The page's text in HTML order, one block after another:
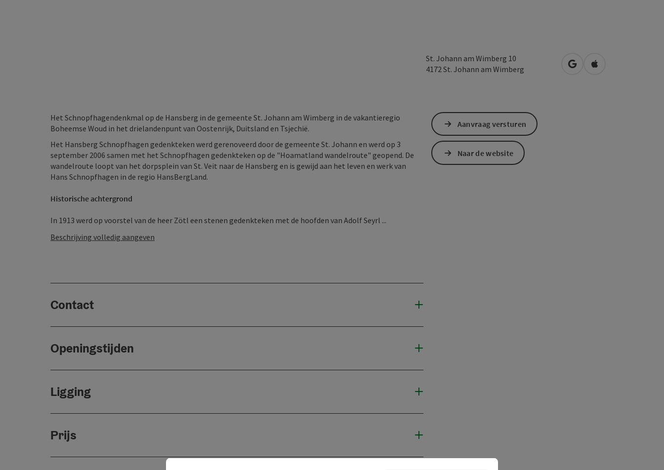
St. Johann am Wimberg 10
4172St. Johann am Wimberg Openen in Google Maps
Openen in Apple
Het Schnopfhagendenkmal op de Hansberg in de gemeente St. Johann am Wimberg in de vakantieregio
Boheemse Woud in het drielandenpunt van Oostenrijk, Duitsland en Tsjechië.
Het Hansberg Schnopfhagen gedenkteken werd gerenoveerd door de gemeente St. Johann en werd op 3
september 2006 samen met het Schnopfhagen gedenkteken op de "Hoamatland wandelroute" geopend. De
wandelroute loopt van het dorpsplein van St. Veit naar de Hansberg en is gewijd aan het leven en werk van
Hans Schnopfhagen in de regio HansBergLand.
Historische achtergrond
In 1913 werd op voorstel van de heer Zötl een stenen gedenkteken met de hoofden van Adolf Seyrl ...
Beschrijving volledig aangeven
Contact
Openingstijden
Ligging
Prijs
Aanvraag versturen
Naar de website